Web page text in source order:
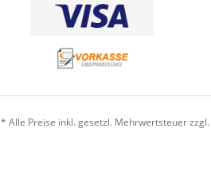
* Alle Preise inkl. gesetzl. Mehrwertsteuer zzgl.